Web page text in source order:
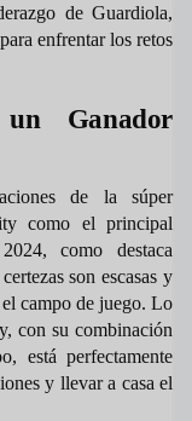
de Guardiola,
enfrentar los retos
Ganador
de la súper
como el principal
como destaca
son escasas y
campo de juego. Lo
con su combinación
está perfectamente
y llevar a casa el